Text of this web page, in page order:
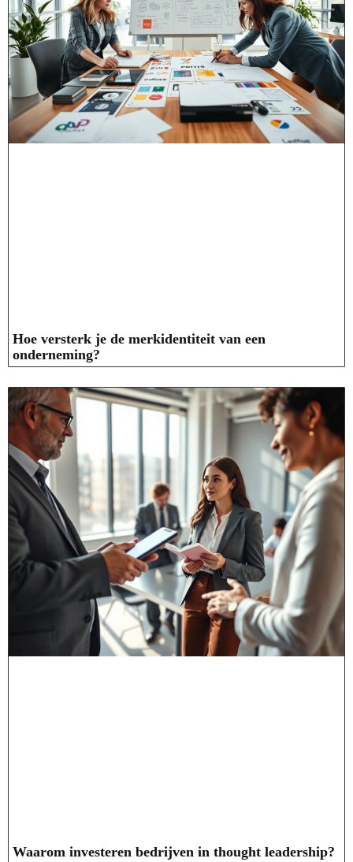
Hoe versterk je de merkidentiteit van een
onderneming?
Waarom investeren bedrijven in thought leadership?